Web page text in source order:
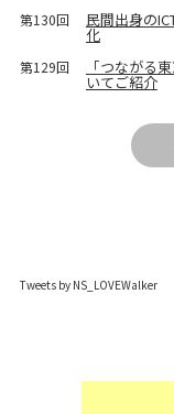
第130回 民間出身の
化
第129回 「つながる
いてご紹介
Tweets by NS_LOVEWalker